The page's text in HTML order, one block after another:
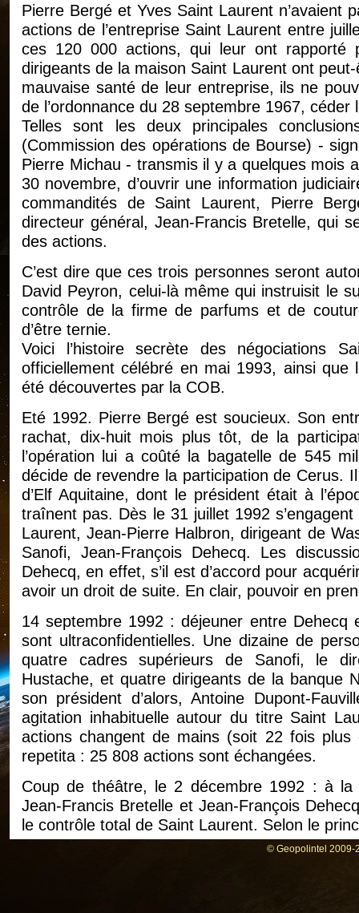
Pierre Bergé et Yves Saint Laurent
actions de l’entreprise Saint Laurent entre
ces 120 000 actions, qui leur ont rapporté
dirigeants de la maison Saint Laurent ont
mauvaise santé de leur entreprise, ils ne
de l’ordonnance du 28 septembre 1967, céder
Telles sont les deux principales
(Commission des opérations de Bourse) -
Pierre Michau - transmis il y a quelques mois
30 novembre, d’ouvrir une information
commandités de Saint Laurent, Pierre
directeur général, Jean-Francis Bretelle, qui
des actions.
C’est dire que ces trois personnes seront
David Peyron, celui-là même qui instruisit le
contrôle de la firme de parfums et de
d’être ternie.
Voici l’histoire secrète des négociations
officiellement célébré en mai 1993, ainsi que
été découvertes par la COB.
Eté 1992. Pierre Bergé est soucieux. Son
rachat, dix-huit mois plus tôt, de la
l’opération lui a coûté la bagatelle de 545
décide de revendre la participation de Cerus.
d’Elf Aquitaine, dont le président était à
traînent pas. Dès le 31 juillet 1992
Laurent, Jean-Pierre Halbron, dirigeant de
Sanofi, Jean-François Dehecq. Les
Dehecq, en effet, s’il est d’accord pour
avoir un droit de suite. En clair, pouvoir en
14 septembre 1992 : déjeuner entre Dehecq
sont ultraconfidentielles. Une dizaine de
quatre cadres supérieurs de Sanofi, le
Hustache, et quatre dirigeants de la banque
son président d’alors, Antoine Dupont-
agitation inhabituelle autour du titre Saint
actions changent de mains (soit 22 fois plus
repetita : 25 808 actions sont échangées.
Coup de théâtre, le 2 décembre 1992 : à la
Jean-Francis Bretelle et Jean-François
le contrôle total de Saint Laurent. Selon le
Grâce à l’arrivée en renfort de François
© Geopolintel 2009-